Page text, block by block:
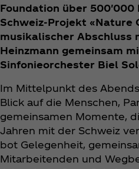
Foundation über 500'000
Schweiz-Projekt «Nature
musikalischer Abschluss
Heinzmann gemeinsam
Sinfonieorchester Biel
Im Mittelpunkt des
Blick auf die Menschen,
gemeinsamen Momente,
Jahren mit der Schweiz
bot Gelegenheit,
Mitarbeitenden und